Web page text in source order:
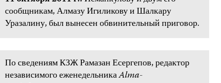
сообщникам, Алмазу Игиликову и Шалкару
Уразалину, был вынесен обвинительный приговор.
По сведениям КЗЖ Рамазан Есергепов, редактор
независимого еженедельникаAlma-